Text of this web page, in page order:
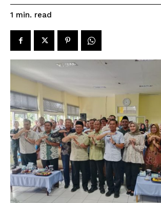
1 min. read